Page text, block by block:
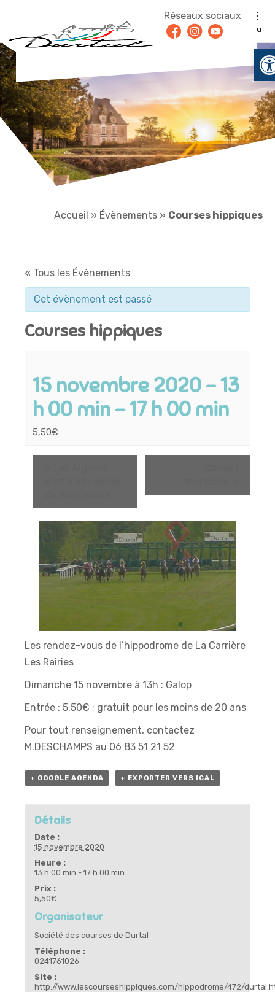
Menu
Réseaux sociaux
FacebookInstagram
Youtube
Accueil » Évènements » Courses hippiques
« Tous les Évènements
Cet évènement est passé
Courses hippiques
15 novembre 2020 - 13
h 00 min-17 h 00 min
5,50€
Les rendez-vous de l’hippodrome de La Carrière
Les Rairies
Dimanche 15 novembre à 13h : Galop
Entrée : 5,50€ ; gratuit pour les moins de 20 ans
Pour tout renseignement, contactez
M.DESCHAMPS au 06 83 51 21 52
+ GOOGLE AGENDA + EXPORTER VERS ICAL
Détails
Date :
15 novembre 2020
Heure :
13 h 00 min - 17 h 00 min
Prix :
5,50€
Organisateur
Société des courses de Durtal
Téléphone :
0241761026
Site :
http://www.lescourseshippiques.com/hippodrome/472/